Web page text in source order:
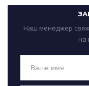
Наш менеджер
на